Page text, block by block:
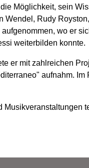
Möglichkeit, sein
Wendel, Rudy
wo er
weiterbilden konnte.
er mit zahlreichen
aufnahm.